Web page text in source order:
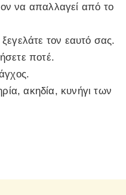
να απαλλαγεί από το
τον εαυτό σας.
ποτέ.
ακηδία, κυνήγι των